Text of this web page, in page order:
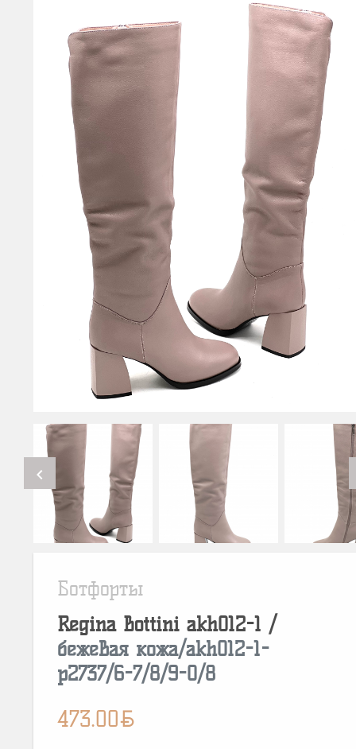
chevron_left
Ботфорты
Regina Bottini akh012-1 /
бежевая кожа/akh012-1-
p2737/6-7/8/9-0/8
473.00BYN